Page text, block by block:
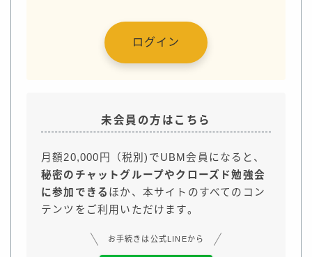
ログイン
未会員の方はこちら
月額20,000円（税別)でUBM会員になると、
秘密のチャットグループやクローズド勉強会
に参加できる ほか、本サイトのすべてのコン
テンツをご利用いただけます。
お手続きは公式LINEから